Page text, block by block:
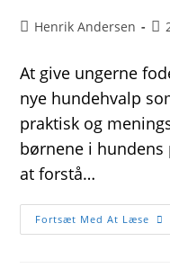
PostHenrik Andersen
At give ungerne
nye hundehvalp
praktisk og
børnene i
at forstå…
Fortsæt Med At Læse Giv